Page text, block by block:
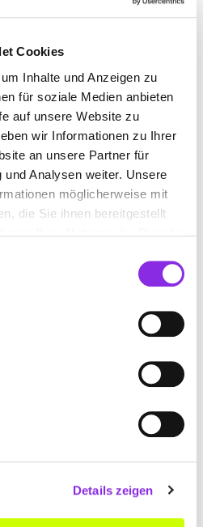
Cookies
Inhalte und Anzeigen zu
für soziale Medien anbieten
auf unsere Website zu
wir Informationen zu Ihrer
an unsere Partner für
Analysen weiter. Unsere
möglicherweise mit
die Sie ihnen bereitgestellt
Details zeigen